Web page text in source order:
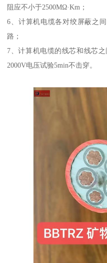
阻应不小于2500MΩ·Km；
6、计算机电缆各对绞屏蔽之
路；
7、计算机电缆的线芯和线芯
2000V电压试验5min不击穿。